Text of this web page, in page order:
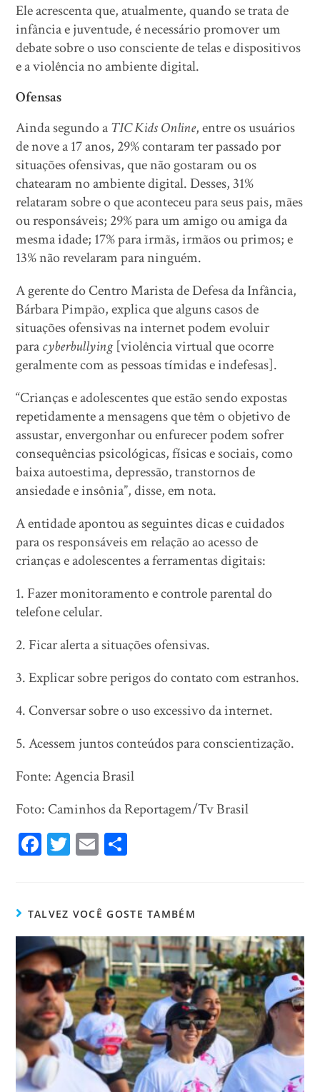
Ele acrescenta que, atualmente, quando se trata de
infância e juventude, é necessário promover um
debate sobre o uso consciente de telas e dispositivos
e a violência no ambiente digital.
Ofensas
Ainda segundo aTIC Kids Online, entre os usuários
de nove a 17 anos, 29% contaram ter passado por
situações ofensivas, que não gostaram ou os
chatearam no ambiente digital. Desses, 31%
relataram sobre o que aconteceu para seus pais, mães
ou responsáveis; 29% para um amigo ou amiga da
mesma idade; 17% para irmãs, irmãos ou primos; e
13% não revelaram para ninguém.
A gerente do Centro Marista de Defesa da Infância,
Bárbara Pimpão, explica que alguns casos de
situações ofensivas na internet podem evoluir
paracyberbullying[violência virtual que ocorre
geralmente com as pessoas tímidas e indefesas].
“Crianças e adolescentes que estão sendo expostas
repetidamente a mensagens que têm o objetivo de
assustar, envergonhar ou enfurecer podem sofrer
consequências psicológicas, físicas e sociais, como
baixa autoestima, depressão, transtornos de
ansiedade e insônia”, disse, em nota.
A entidade apontou as seguintes dicas e cuidados
para os responsáveis em relação ao acesso de
crianças e adolescentes a ferramentas digitais:
1. Fazer monitoramento e controle parental do
telefone celular.
2. Ficar alerta a situações ofensivas.
3. Explicar sobre perigos do contato com estranhos.
4. Conversar sobre o uso excessivo da internet.
5. Acessem juntos conteúdos para conscientização.
Fonte: Agencia Brasil
Foto: Caminhos da Reportagem/Tv Brasil
Fa
ok
T
er
E
TALVEZ VOCÊ GOSTE TAMBÉM